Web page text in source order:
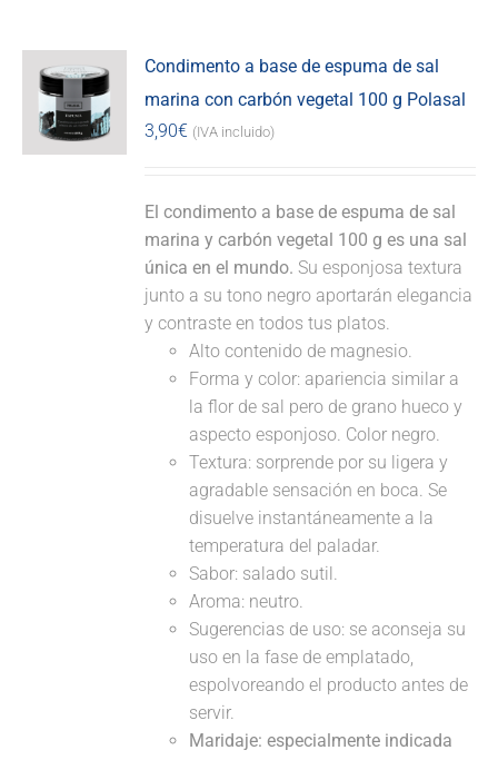
Condimento a base de espuma de sal
marina con carbón vegetal 100 g Polasal
3,90€ (IVA incluido)
El condimento a base de espuma de sal
marina y carbón vegetal 100 g es una sal
única en el mundo. Su esponjosa textura
junto a su tono negro aportarán elegancia
y contraste en todos tus platos.
Alto contenido de magnesio.
Forma y color: apariencia similar a
la flor de sal pero de grano hueco y
aspecto esponjoso. Color negro.
Textura: sorprende por su ligera y
agradable sensación en boca. Se
disuelve instantáneamente a la
temperatura del paladar.
Sabor: salado sutil.
Aroma: neutro.
Sugerencias de uso: se aconseja su
uso en la fase de emplatado,
espolvoreando el producto antes de
servir.
Maridaje: especialmente indicada